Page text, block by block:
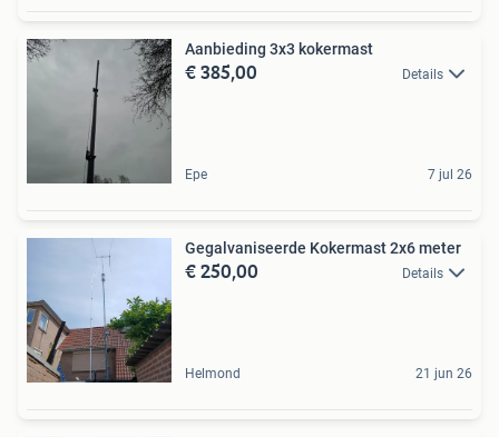
Aanbieding 3x3 kokermast
€ 385,00 Details
Epe 7 jul 26
Gegalvaniseerde Kokermast 2x6 meter
€ 250,00 Details
Helmond 21 jun 26